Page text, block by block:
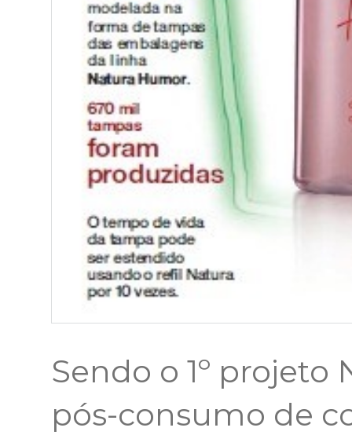
Sendo o 1º
pós-consumo de